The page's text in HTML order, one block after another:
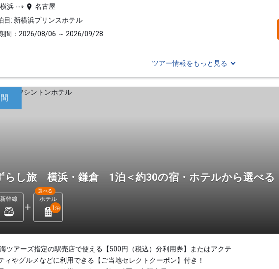
浜
名古屋
目: 新横浜プリンスホテル
間：2026/08/06 ～ 2026/09/28
ツアー情報をもっと見る
らし旅 横浜・鎌倉 1泊＜約30の宿・ホテルから選べる
新幹線 ホテル
選べる
1 泊
ツアーズ指定の駅売店で使える【500円（税込）分利用券】またはアクテ
ィやグルメなどに利用できる【ご当地セレクトクーポン】付き！